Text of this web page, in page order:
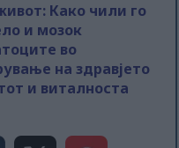
Како чили го
и мозок
во
на здравјето
и виталноста